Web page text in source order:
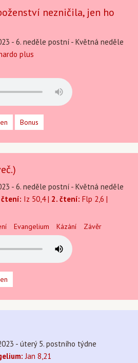
nezničila, jen ho
- 6. neděle postní - Květná neděle
plus
Bonus
- 6. neděle postní - Květná neděle
čtení: Iz 50,4 | 2. čtení: Flp 2,6 |
Evangelium Kázání Závěr
- úterý 5. postního týdne
Jan 8,21